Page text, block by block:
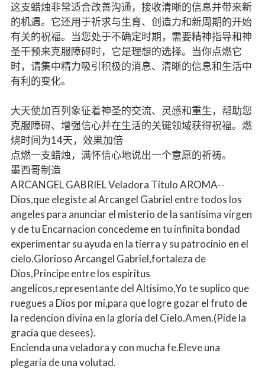
这支蜡烛非常适合改善沟通，接收清晰的信息并带来新
的机遇。它还用于祈求与生育、创造力和新周期的开始
有关的祝福。当您处于不确定时期，需要精神指导和神
圣干预来克服障碍时，它是理想的选择。当你点燃它
时，请集中精力吸引积极的消息、清晰的信息和生活中
有利的变化。
大天使加百列象征着神圣的交流、灵感和重生，帮助您
克服障碍、增强信心并在生活的关键领域获得祝福。燃
烧时间为14天，效果加倍
点燃一支蜡烛，满怀信心地说出一个意愿的祈祷。
墨西哥制造
ARCANGEL GABRIEL Veladora Titulo AROMA--
Dios,que elegiste al Arcangel Gabriel entre todos los
angeles para anunciar el misterio de la santisima virgen
y de tu Encarnacion concedeme en tu infinita bondad
experimentar su ayuda en la tierra y su patrocinio en el
cielo.Glorioso Arcangel Gabriel,fortaleza de
Dios,Principe entre los espiritus
angelicos,representante del Altisimo,Yo te suplico que
ruegues a Dios por mi,para que logre gozar el fruto de
la redencion divina en la gloria del Cielo.Amen.(Pide la
gracia que desees).
Encienda una veladora y con mucha fe.Eleve una
plegaria de una volutad.